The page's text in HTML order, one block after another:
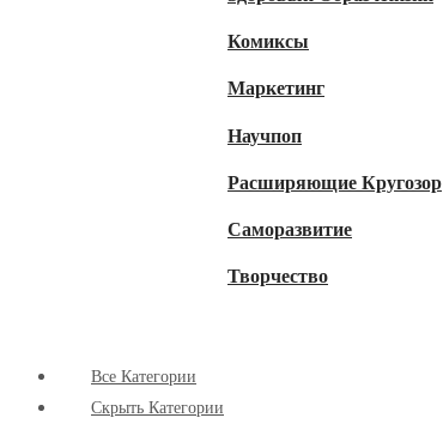
Комиксы
Маркетинг
Научпоп
Расширяющие Кругозор
Cаморазвитие
Творчество
Все Категории
Скрыть Категории